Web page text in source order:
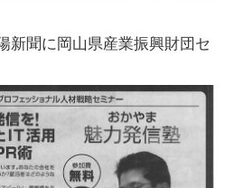
新聞に岡山県産業振興財団セ